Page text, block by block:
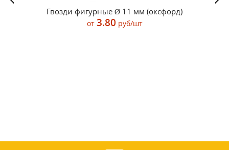
Гвозди фигурные Ø 11 мм (оксфорд)
от 3.80 руб/шт